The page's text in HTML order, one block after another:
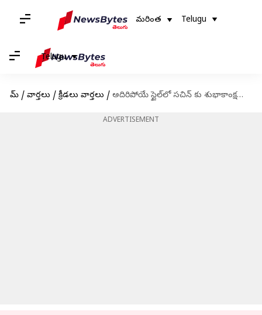
మరింత Telugu
Telugu
హోమ్ / వార్తలు / క్రీడలు వార్తలు / అదిరిపోయే స్టైల్‌లో సచిన్ కు శుభాకాంక్షలు తెలిపిన సెహ్వాగ్
ADVERTISEMENT